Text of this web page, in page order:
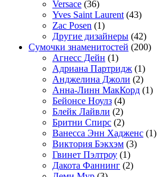
Versace (36)
Yves Saint Laurent (43)
Zac Posen (1)
Другие дизайнеры (42)
Сумочки знаменитостей (200)
Агнесс Дейн (1)
Адриана Партридж (1)
Анджелина Джоли (2)
Анна-Линн МакКорд (1)
Бейонсе Ноулз (4)
Блейк Лайвли (2)
Бритни Спирс (2)
Ванесса Энн Хадженс (1)
Виктория Бэкхэм (3)
Гвинет Пэлтроу (1)
Дакота Фаннинг (2)